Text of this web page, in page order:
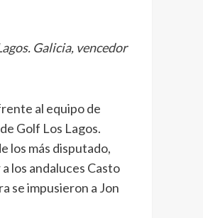
Galicia, vencedor
al equipo de
Golf Los Lagos.
los más disputado,
los andaluces Casto
se impusieron a Jon